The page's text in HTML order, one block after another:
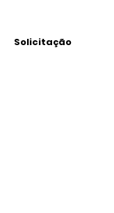
Solicitação